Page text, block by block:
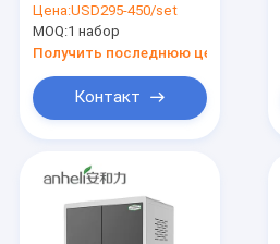
Наша фабрика
контактные данные
Новости
Все случаи
370mm
Цена:USD295-450/set
MOQ:1 набор
Получить последнюю цену
Контакт